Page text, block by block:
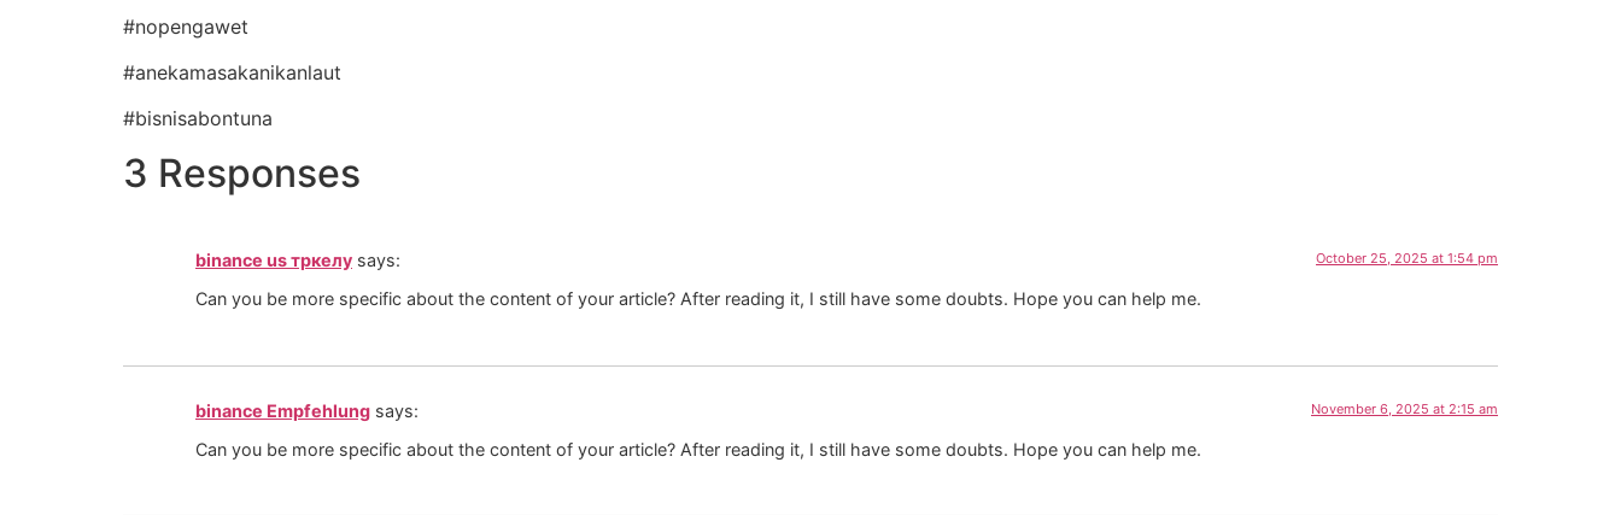
#nopengawet
#anekamasakanikanlaut
#bisnisabontuna
3 Responses
binance us тркелу says: October 25, 2025 at 1:54 pm
Can you be more specific about the content of your article? After reading it, I still have some doubts. Hope you can help me.
binance Empfehlung says: November 6, 2025 at 2:15 am
Can you be more specific about the content of your article? After reading it, I still have some doubts. Hope you can help me.